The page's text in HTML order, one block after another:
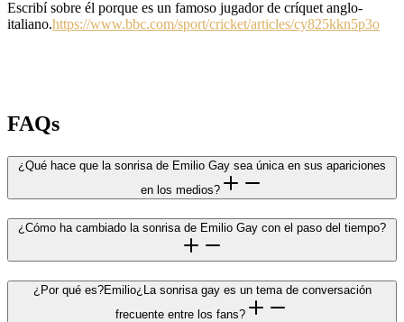
Escribí sobre él porque es un famoso jugador de críquet anglo-
italiano.https://www.bbc.com/sport/cricket/articles/cy825kkn5p3o
FAQs
¿Qué hace que la sonrisa de Emilio Gay sea única en sus apariciones
en los medios?
¿Cómo ha cambiado la sonrisa de Emilio Gay con el paso del tiempo?
¿Por qué es?Emilio¿La sonrisa gay es un tema de conversación
frecuente entre los fans?